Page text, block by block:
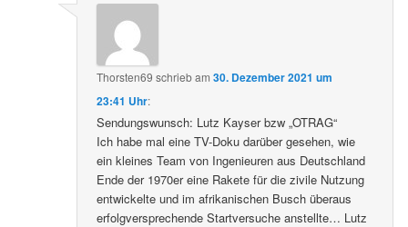
Thorsten69 schriebam30. Dezember 2021 um
23:41 Uhr:
Sendungswunsch: Lutz Kayser bzw „OTRAG“
Ich habe mal eine TV-Doku darüber gesehen, wie
ein kleines Team von Ingenieuren aus Deutschland
Ende der 1970er eine Rakete für die zivile Nutzung
entwickelte und im afrikanischen Busch überaus
erfolgversprechende Startversuche anstellte… Lutz